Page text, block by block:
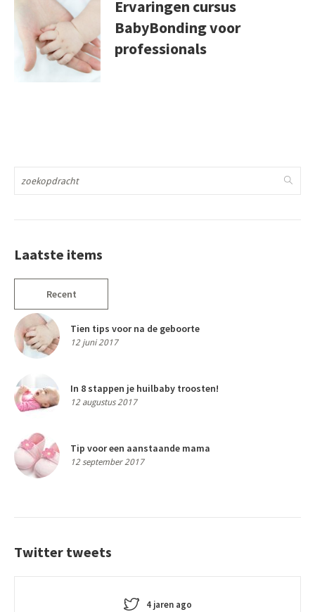
Ervaringen cursus
BabyBonding voor
professionals
Laatste items
Recent
Tien tips voor na de geboorte
12 juni 2017
In 8 stappen je huilbaby troosten!
12 augustus 2017
Tip voor een aanstaande mama
12 september 2017
Twitter tweets
4 jaren ago